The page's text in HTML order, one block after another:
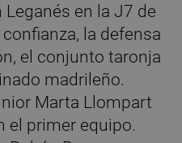
en la J7 de
confianza, la defensa
el conjunto taronja
madrileño.
Marta Llompart
el primer equipo.